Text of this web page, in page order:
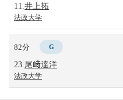
11. 井上拓
法政大学
82分 G
23. 尾﨑達洋
法政大学